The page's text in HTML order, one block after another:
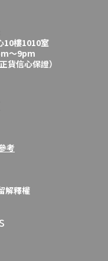
10樓1010室
～9pm
貨信心保證）
考
解釋權